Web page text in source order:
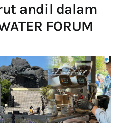
andil dalam
FORUM